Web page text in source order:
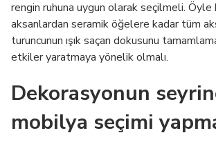
rengin ruhuna uygun olarak seçilmeli.
aksanlardan seramik öğelere kadar tüm
turuncunun ışık saçan dokusunu
etkiler yaratmaya yönelik olmalı.
Dekorasyonun
mobilya seçimi